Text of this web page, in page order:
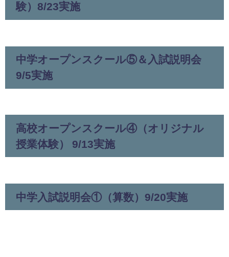
験）8/23実施
中学オープンスクール⑤＆入試説明会
9/5実施
高校オープンスクール④（オリジナル
授業体験） 9/13実施
中学入試説明会①（算数）9/20実施